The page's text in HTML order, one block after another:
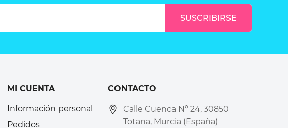
MI CUENTA
Información personal
Pedidos
CONTACTO
Calle Cuenca Nº 24, 30850
Totana, Murcia (España)